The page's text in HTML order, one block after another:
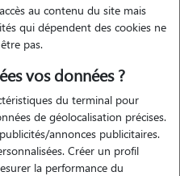
curiosité pour les animaux,
observer leur
au contenu du site mais
qui dépendent des cookies ne
pas.
vos données ?
du terminal pour
de géolocalisation précises.
annonces publicitaires.
Créer un profil
la performance du